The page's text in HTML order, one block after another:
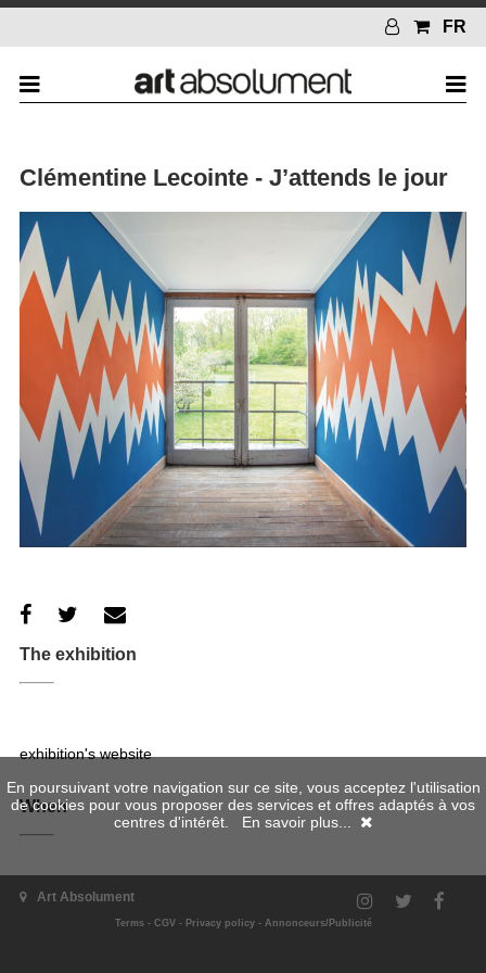
FR
Clémentine Lecointe - J’attends le jour
The exhibition
exhibition's website
When
04/07/2021 - 19/09/2021
Art Absolument
Terms- CGV- Privacy policy- Annonceurs/Publicité
En poursuivant votre navigation sur ce site, vous acceptez l'utilisation
de cookies pour vous proposer des services et offres adaptés à vos
centres d'intérêt. En savoir plus...